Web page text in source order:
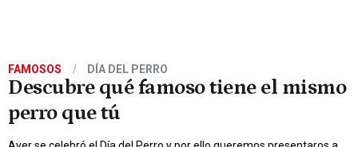
FAMOSOS DÍA DEL PERRO
Descubre qué famoso tiene el mismo
perro que tú